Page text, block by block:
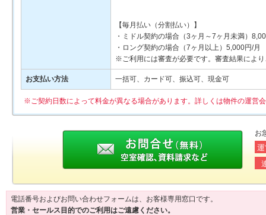
【毎月払い（分割払い）】
・ミドル契約の場合（3ヶ月～7ヶ月未満）
・ロング契約の場合（7ヶ月以上）5,000円/月
※ご利用には審査が必要です。審査結果によ
お支払い方法 一括可、カード可、振込可、現金可
※ご契約日数によって料金が異なる場合があります。詳しくは物件の運営
お
電話番号およびお問い合わせフォームは、お客様専用窓口です。
営業・セールス目的でのご利用はご遠慮ください。